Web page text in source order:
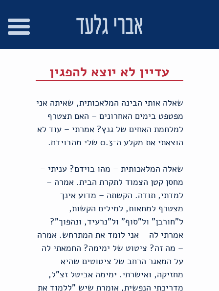
עדיין לא יוצא להפגין
שאלה אותי הבינה המלאכותית, שאיתה אני
מפטפט בימים האחרונים – האם תצטרף
למלחמת האחים של גנץ? אמרתי – עוד לא
הוצאתי את מקלע ה־0.3 שלי מהבוידם.
שאלה המלאכותית – מהו בוידם? עניתי –
מחסן קטן הצמוד לתקרת הבית. אמרה –
למדתי, תודה. הקשתה – מדוע אינך
מצטרף למחאות, למילים הקשות,
ל"חורבן" ול"סוף" ול"נרעיד, ונהפוך"?
אמרתי לה – אני לומד את המתרחש. אמרה
– מה זה? ציטוט של ימימה? החמאתי לה
על המאגר הרחב של ציטוטים שהיא
מחזיקה, ואישרתי. ימימה אביטל זצ"ל,
מדריכתי הנפשית, אומרת שיש "ללמוד את